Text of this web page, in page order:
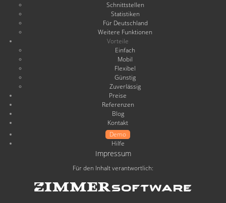
Schnittstellen
Statistiken
Für Deutschland
Weitere Funktionen
Vorteile
Einfach
Mobil
Flexibel
Günstig
Zuverlässig
Preise
Referenzen
Blog
Kontakt
Demo
Hilfe
Impressum
Für den Inhalt verantwortlich: